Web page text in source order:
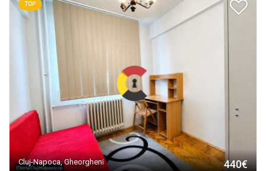
TOP
Cluj-Napoca, Gheorgheni 440€